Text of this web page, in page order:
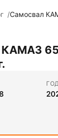
Самосвал
КАМАЗ
ГОД